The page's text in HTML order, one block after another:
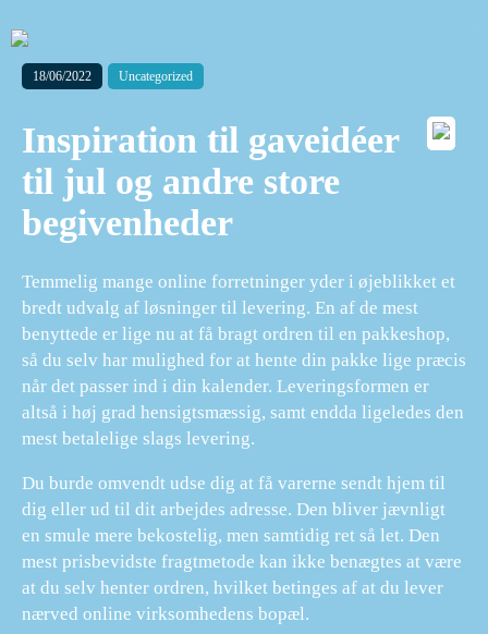
18/06/2022 Uncategorized
Inspiration til gaveidéer
til jul og andre store
begivenheder
Temmelig mange online forretninger yder i øjeblikket et
bredt udvalg af løsninger til levering. En af de mest
benyttede er lige nu at få bragt ordren til en pakkeshop,
så du selv har mulighed for at hente din pakke lige præcis
når det passer ind i din kalender. Leveringsformen er
altså i høj grad hensigtsmæssig, samt endda ligeledes den
mest betalelige slags levering.
Du burde omvendt udse dig at få varerne sendt hjem til
dig eller ud til dit arbejdes adresse. Den bliver jævnligt
en smule mere bekostelig, men samtidig ret så let. Den
mest prisbevidste fragtmetode kan ikke benægtes at være
at du selv henter ordren, hvilket betinges af at du lever
nærved online virksomhedens bopæl.